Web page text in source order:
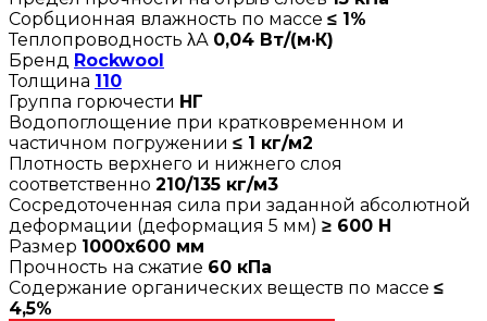
Сорбционная влажность по массе ≤ 1%
Теплопроводность λА 0,04 Вт/(м·К)
Бренд Rockwool
Толщина 110
Группа горючести НГ
Водопоглощение при кратковременном и
частичном погружении ≤ 1 кг/м2
Плотность верхнего и нижнего слоя
соответственно 210/135 кг/м3
Сосредоточенная сила при заданной абсолютной
деформации (деформация 5 мм) ≥ 600 Н
Размер 1000х600 мм
Прочность на сжатие 60 кПа
Содержание органических веществ по массе ≤
4,5%